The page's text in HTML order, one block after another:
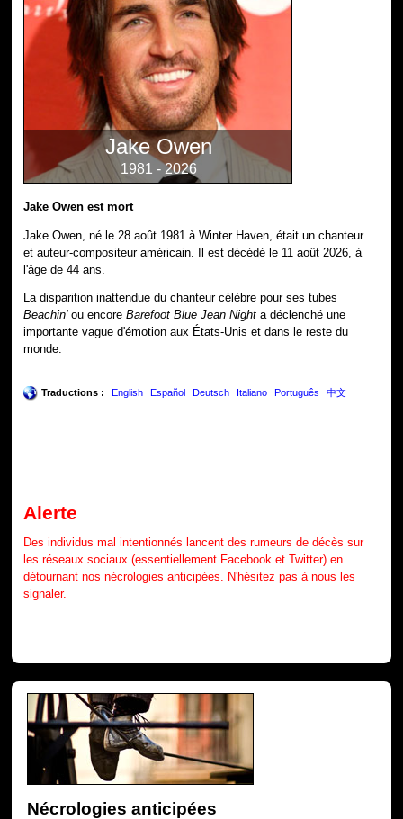
Jake Owen
1981 - 2026
Jake Owen est mort
Jake Owen, né le 28 août 1981 à Winter Haven, était un chanteur
et auteur-compositeur américain. Il est décédé le 11 août 2026, à
l'âge de 44 ans.
La disparition inattendue du chanteur célèbre pour ses tubes
Beachin'ou encoreBarefoot Blue Jean Night a déclenché une
importante vague d'émotion aux États-Unis et dans le reste du
monde.
Traductions : English Español Deutsch Italiano Português 中文
Alerte
Des individus mal intentionnés lancent des rumeurs de décès sur
les réseaux sociaux (essentiellement Facebook et Twitter) en
détournant nos nécrologies anticipées. N'hésitez pas à nous les
signaler.
Nécrologies anticipées